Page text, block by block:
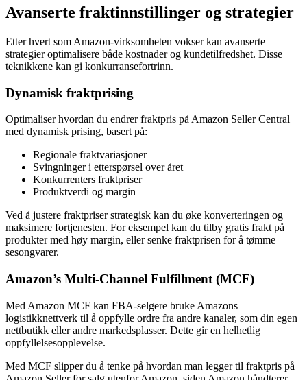
Avanserte fraktinnstillinger og strategier
Etter hvert som Amazon-virksomheten vokser kan avanserte
strategier optimalisere både kostnader og kundetilfredshet. Disse
teknikkene kan gi konkurransefortrinn.
Dynamisk fraktprising
Optimaliser hvordan du endrer fraktpris på Amazon Seller Central
med dynamisk prising, basert på:
Regionale fraktvariasjoner
Svingninger i etterspørsel over året
Konkurrenters fraktpriser
Produktverdi og margin
Ved å justere fraktpriser strategisk kan du øke konverteringen og
maksimere fortjenesten. For eksempel kan du tilby gratis frakt på
produkter med høy margin, eller senke fraktprisen for å tømme
sesongvarer.
Amazon’s Multi-Channel Fulfillment (MCF)
Med Amazon MCF kan FBA-selgere bruke Amazons
logistikknettverk til å oppfylle ordre fra andre kanaler, som din egen
nettbutikk eller andre markedsplasser. Dette gir en helhetlig
oppfyllelsesopplevelse.
Med MCF slipper du å tenke på hvordan man legger til fraktpris på